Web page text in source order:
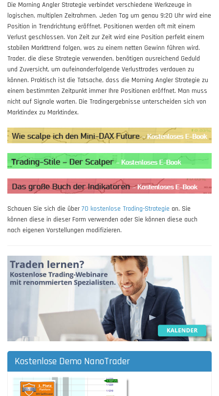
Die Morning Angler Strategie verbindet verschiedene Werkzeuge in
logischen, multiplen Zeitrahmen. Jeden Tag um genau 9:20 Uhr wird eine
Position in Trendrichtung eröffnet. Positionen werden oft mit einem
Verlust geschlossen. Von Zeit zur Zeit wird eine Position perfekt einem
stabilen Markttrend folgen, was zu einem netten Gewinn führen wird.
Trader, die diese Strategie verwenden, benötigen ausreichend Geduld
und Zuversicht, um aufeinanderfolgende Verlusttrades verdauen zu
können. Praktisch ist die Tatsache, dass die Morning Angler Strategie zu
einem bestimmten Zeitpunkt immer Ihre Positionen eröffnet. Man muss
nicht auf Signale warten. Die Tradingergebnisse unterscheiden sich von
Marktindex zu Marktindex.
Schauen Sie sich die über70 kostenlose Trading-Strategie an. Sie
können diese in dieser Form verwenden oder Sie können diese auch
nach eigenen Vorstellungen modifizieren.
Kostenlose Demo NanoTrader